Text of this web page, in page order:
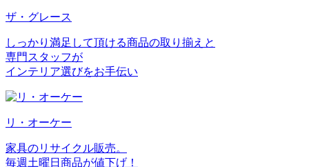
ザ・グレース
しっかり満足して頂ける商品の取り揃えと
専門スタッフが
インテリア選びをお手伝い
リ・オーケー
家具のリサイクル販売。
毎週土曜日商品が値下げ！